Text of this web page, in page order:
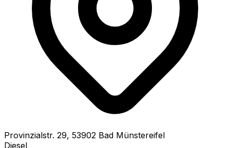
Provinzialstr. 29, 53902 Bad Münstereifel
Diesel